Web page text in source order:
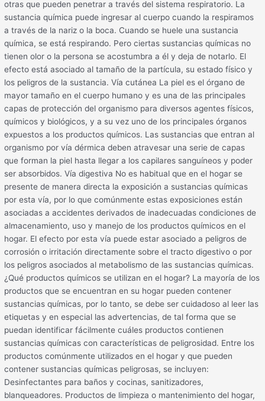
otras que pueden penetrar a través del sistema respiratorio. La
sustancia química puede ingresar al cuerpo cuando la respiramos
a través de la nariz o la boca. Cuando se huele una sustancia
química, se está respirando. Pero ciertas sustancias químicas no
tienen olor o la persona se acostumbra a él y deja de notarlo. El
efecto está asociado al tamaño de la partícula, su estado físico y
los peligros de la sustancia. Vía cutánea La piel es el órgano de
mayor tamaño en el cuerpo humano y es una de las principales
capas de protección del organismo para diversos agentes físicos,
químicos y biológicos, y a su vez uno de los principales órganos
expuestos a los productos químicos. Las sustancias que entran al
organismo por vía dérmica deben atravesar una serie de capas
que forman la piel hasta llegar a los capilares sanguíneos y poder
ser absorbidos. Vía digestiva No es habitual que en el hogar se
presente de manera directa la exposición a sustancias químicas
por esta vía, por lo que comúnmente estas exposiciones están
asociadas a accidentes derivados de inadecuadas condiciones de
almacenamiento, uso y manejo de los productos químicos en el
hogar. El efecto por esta vía puede estar asociado a peligros de
corrosión o irritación directamente sobre el tracto digestivo o por
los peligros asociados al metabolismo de las sustancias químicas.
¿Qué productos químicos se utilizan en el hogar? La mayoría de los
productos que se encuentran en su hogar pueden contener
sustancias químicas, por lo tanto, se debe ser cuidadoso al leer las
etiquetas y en especial las advertencias, de tal forma que se
puedan identificar fácilmente cuáles productos contienen
sustancias químicas con características de peligrosidad. Entre los
productos comúnmente utilizados en el hogar y que pueden
contener sustancias químicas peligrosas, se incluyen:
Desinfectantes para baños y cocinas, sanitizadores,
blanqueadores. Productos de limpieza o mantenimiento del hogar,